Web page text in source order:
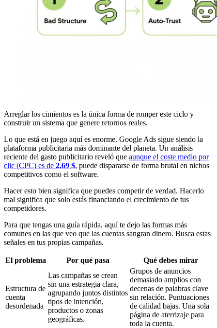
Arreglar los cimientos es la única forma de romper este ciclo y
construir un sistema que genere retornos reales.
Lo que está en juego aquí es enorme. Google Ads sigue siendo la
plataforma publicitaria más dominante del planeta. Un análisis
reciente del gasto publicitario reveló que aunque el coste medio por
clic (CPC) es de 2,69 $, puede dispararse de forma brutal en nichos
competitivos como el software.
Hacer esto bien significa que puedes competir de verdad. Hacerlo
mal significa que solo estás financiando el crecimiento de tus
competidores.
Para que tengas una guía rápida, aquí te dejo las formas más
comunes en las que veo que las cuentas sangran dinero. Busca estas
señales en tus propias campañas.
El problema Por qué pasa Qué debes mirar
Estructura de
cuenta
desordenada
Las campañas se crean
sin una estrategia clara,
agrupando juntos distintos
tipos de intención,
productos o zonas
geográficas.
Grupos de anuncios
demasiado amplios con
decenas de palabras clave
sin relación. Puntuaciones
de calidad bajas. Una sola
página de aterrizaje para
toda la cuenta.